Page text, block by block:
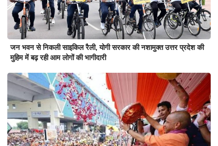
जन भवन से निकली साइकिल रैली, योगी सरकार की नशामुक्त उत्तर प्रदेश की
मुहिम में बढ़ रही आम लोगों की भागीदारी